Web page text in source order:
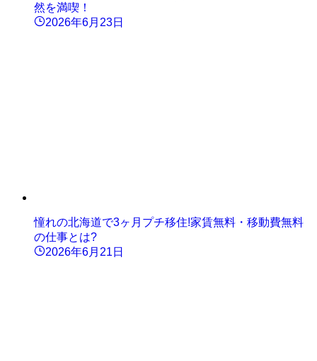
然を満喫！
2026年6月23日
憧れの北海道で3ヶ月プチ移住!家賃無料・移動費無料
の仕事とは?
2026年6月21日